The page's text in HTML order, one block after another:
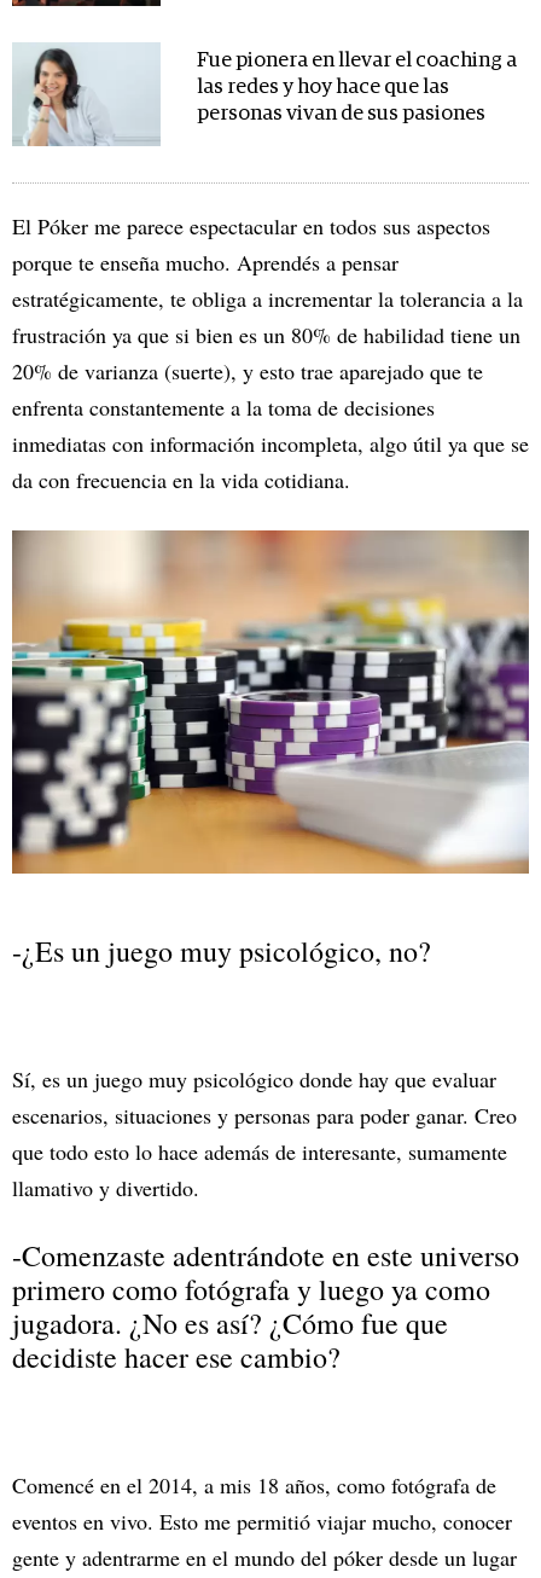
Fue pionera en llevar el coaching a
las redes y hoy hace que las
personas vivan de sus pasiones
El Póker me parece espectacular en todos sus aspectos
porque te enseña mucho. Aprendés a pensar
estratégicamente, te obliga a incrementar la tolerancia a la
frustración ya que si bien es un 80% de habilidad tiene un
20% de varianza (suerte), y esto trae aparejado que te
enfrenta constantemente a la toma de decisiones
inmediatas con información incompleta, algo útil ya que se
da con frecuencia en la vida cotidiana.
-¿Es un juego muy psicológico, no?
Sí, es un juego muy psicológico donde hay que evaluar
escenarios, situaciones y personas para poder ganar. Creo
que todo esto lo hace además de interesante, sumamente
llamativo y divertido.
-Comenzaste adentrándote en este universo
primero como fotógrafa y luego ya como
jugadora. ¿No es así? ¿Cómo fue que
decidiste hacer ese cambio?
Comencé en el 2014, a mis 18 años, como fotógrafa de
eventos en vivo. Esto me permitió viajar mucho, conocer
gente y adentrarme en el mundo del póker desde un lugar